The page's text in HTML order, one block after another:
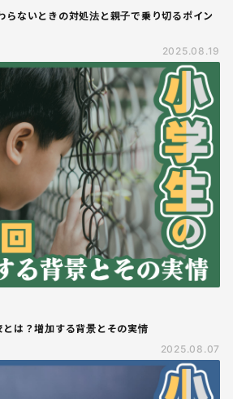
らないときの対処法と親子で乗り切るポイン
2025.08.19
とは？増加する背景とその実情
2025.08.07